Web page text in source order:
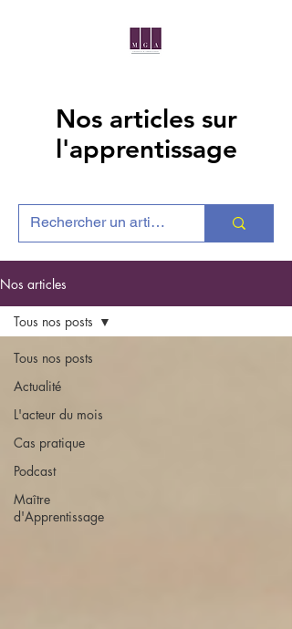
Nos articles sur
l'apprentissage
Nos articles
Tous nos posts
Actualité
L'acteur du mois
Cas pratique
Podcast
Maître
d'Apprentissage
Tous nos posts